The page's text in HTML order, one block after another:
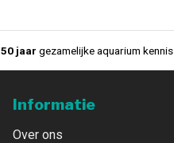
50 jaar gezamelijke aquarium
Informatie
Over ons